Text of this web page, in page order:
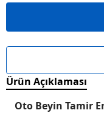
Ürün Açıklaması
Oto Beyin Tamir